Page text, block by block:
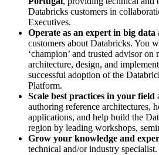
Databricks customers in
Executives.
Operate as an expert in big data
customers about Databricks. You
‘champion’ and trusted advisor on
architecture, design, and
successful adoption of the
Platform.
Scale best practices in your field
authoring reference architectures,
applications, and help build the
region by leading workshops,
Grow your knowledge and
technical and/or industry specialist.